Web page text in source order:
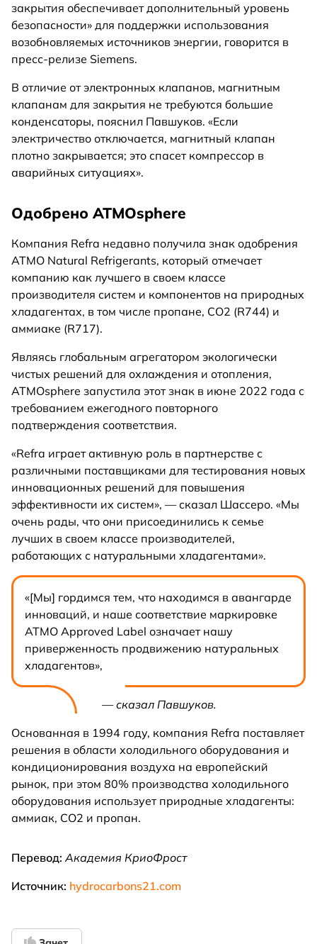
закрытия обеспечивает дополнительный уровень
безопасности» для поддержки использования
возобновляемых источников энергии, говорится в
пресс-релизе Siemens.
В отличие от электронных клапанов, магнитным
клапанам для закрытия не требуются большие
конденсаторы, пояснил Павшуков. «Если
электричество отключается, магнитный клапан
плотно закрывается; это спасет компрессор в
аварийных ситуациях».
Одобрено ATMOsphere
Компания Refra недавно получила знак одобрения
ATMO Natural Refrigerants, который отмечает
компанию как лучшего в своем классе
производителя систем и компонентов на природных
хладагентах, в том числе пропане, CO2 (R744) и
аммиаке (R717).
Являясь глобальным агрегатором экологически
чистых решений для охлаждения и отопления,
ATMOsphere запустила этот знак в июне 2022 года с
требованием ежегодного повторного
подтверждения соответствия.
«Refra играет активную роль в партнерстве с
различными поставщиками для тестирования новых
инновационных решений для повышения
эффективности их систем», — сказал Шассеро. «Мы
очень рады, что они присоединились к семье
лучших в своем классе производителей,
работающих с натуральными хладагентами».
«[Мы] гордимся тем, что находимся в авангарде
инноваций, и наше соответствие маркировке
ATMO Approved Label означает нашу
приверженность продвижению натуральных
хладагентов»,
— сказал Павшуков.
Основанная в 1994 году, компания Refra поставляет
решения в области холодильного оборудования и
кондиционирования воздуха на европейский
рынок, при этом 80% производства холодильного
оборудования использует природные хладагенты:
аммиак, CO2 и пропан.
Перевод:Академия КриоФрост
Источник: hydrocarbons21.com